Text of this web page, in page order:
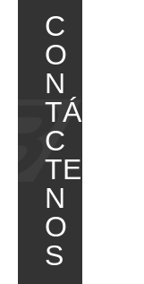
C
O
N
TÁ
C
TE
N
O
S